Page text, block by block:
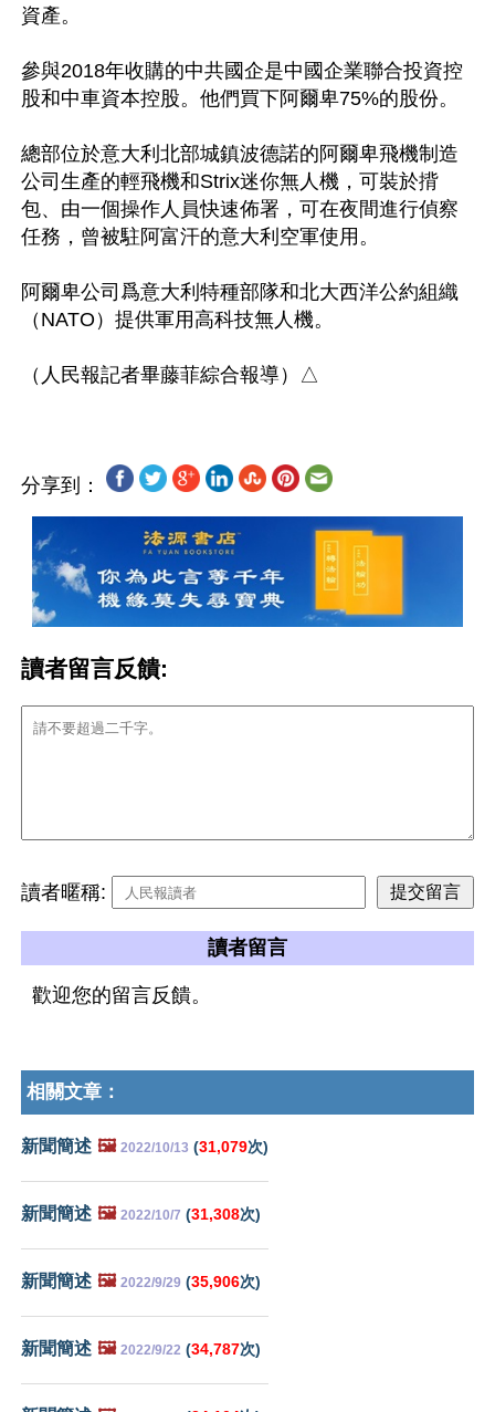
資產。
參與2018年收購的中共國企是中國企業聯合投資控
股和中車資本控股。他們買下阿爾卑75%的股份。
總部位於意大利北部城鎮波德諾的阿爾卑飛機制造
公司生產的輕飛機和Strix迷你無人機，可裝於揹
包、由一個操作人員快速佈署，可在夜間進行偵察
任務，曾被駐阿富汗的意大利空軍使用。
阿爾卑公司爲意大利特種部隊和北大西洋公約組織
（NATO）提供軍用高科技無人機。
分享到：
讀者留言反饋:
讀者暱稱:
讀者留言
歡迎您的留言反饋。
相關文章：
新聞簡述 🖼️ 2022/10/13 (31,079次)
新聞簡述 🖼️ 2022/10/7 (31,308次)
新聞簡述 🖼️ 2022/9/29 (35,906次)
新聞簡述 🖼️ 2022/9/22 (34,787次)